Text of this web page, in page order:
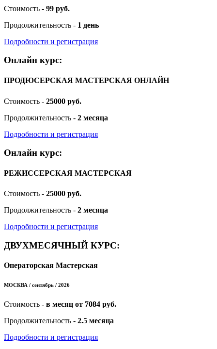
Стоимость - 99 руб.
Продолжительность - 1 день
Подробности и регистрация
Онлайн курс:
ПРОДЮСЕРСКАЯ МАСТЕРСКАЯ ОНЛАЙН
Стоимость - 25000 руб.
Продолжительность - 2 месяца
Подробности и регистрация
Онлайн курс:
РЕЖИССЕРСКАЯ МАСТЕРСКАЯ
Стоимость - 25000 руб.
Продолжительность - 2 месяца
Подробности и регистрация
ДВУХМЕСЯЧНЫЙ КУРС:
Операторская Мастерская
МОСКВА / сентябрь / 2026
Стоимость - в месяц от 7084 руб.
Продолжительность - 2.5 месяца
Подробности и регистрация